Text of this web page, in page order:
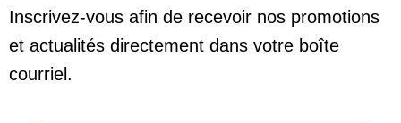
Inscrivez-vous afin de recevoir nos promotions
et actualités directement dans votre boîte
courriel.